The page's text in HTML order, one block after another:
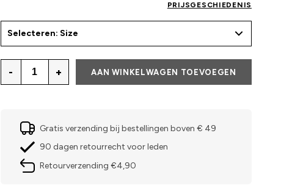
PRIJSGESCHIEDENIS
Selecteren: Size
- + AAN WINKELWAGEN TOEVOEGEN
Gratis verzending bij bestellingen boven € 49
90 dagen retourrecht voor leden
Retourverzending €4,90